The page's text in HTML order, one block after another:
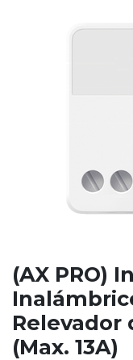
(AX PRO)
Relevador
(Max. 13A)